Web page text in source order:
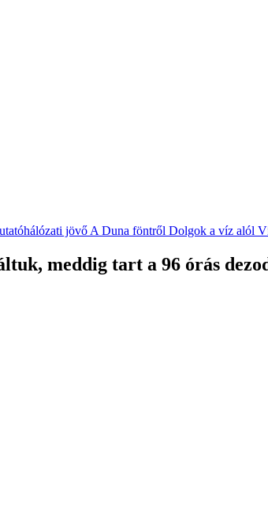
jövő A Duna föntről Dolgok a víz alól
meddig tart a 96 órás